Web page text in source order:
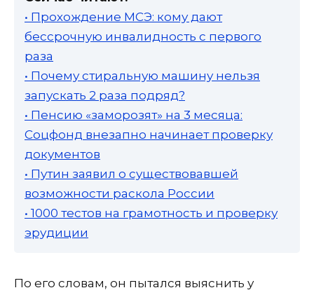
• Прохождение МСЭ: кому дают
бессрочную инвалидность с первого
раза
• Почему стиральную машину нельзя
запускать 2 раза подряд?
• Пенсию «заморозят» на 3 месяца:
Соцфонд внезапно начинает проверку
документов
• Путин заявил о существовавшей
возможности раскола России
• 1000 тестов на грамотность и проверку
эрудиции
По его словам, он пытался выяснить у